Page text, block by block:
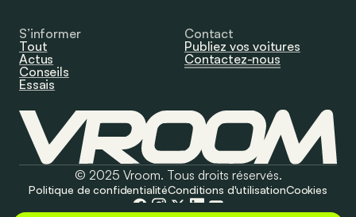
S’informer
Tout
Actus
Conseils
Essais
Contact
Publiez vos voitures
Contactez-nous
© 2025 Vroom. Tous droits réservés.
Politique de confidentialitéConditions d'utilisationCookies